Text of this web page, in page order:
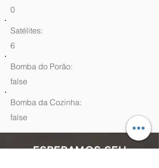
0
Satélites:
6
Bomba do Porão:
false
Bomba da Cozinha:
false
ESPERAMOS SEU